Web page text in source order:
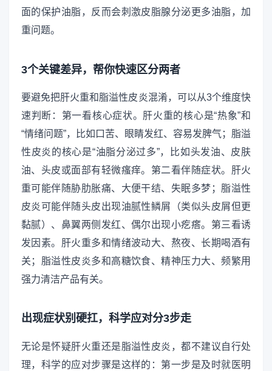
面的保护油脂，反而会刺激皮脂腺分泌更多油脂，加
重问题。
3个关键差异，帮你快速区分两者
要避免把肝火重和脂溢性皮炎混淆，可以从3个维度快
速判断：第一看核心症状。肝火重的核心是“热象”和
“情绪问题”，比如口苦、眼睛发红、容易发脾气；脂溢
性皮炎的核心是“油脂分泌过多”，比如头发油、皮肤
油、头皮或面部有轻微瘙痒。第二看伴随症状。肝火
重可能伴随胁肋胀痛、大便干结、失眠多梦；脂溢性
皮炎可能伴随头皮出现油腻性鳞屑（类似头皮屑但更
黏腻）、鼻翼两侧发红、偶尔出现小疙瘩。第三看诱
发因素。肝火重多和情绪波动大、熬夜、长期喝酒有
关；脂溢性皮炎多和高糖饮食、精神压力大、频繁用
强力清洁产品有关。
出现症状别硬扛，科学应对分3步走
无论是怀疑肝火重还是脂溢性皮炎，都不建议自行处
理，科学的应对步骤是这样的：第一步是及时就医明